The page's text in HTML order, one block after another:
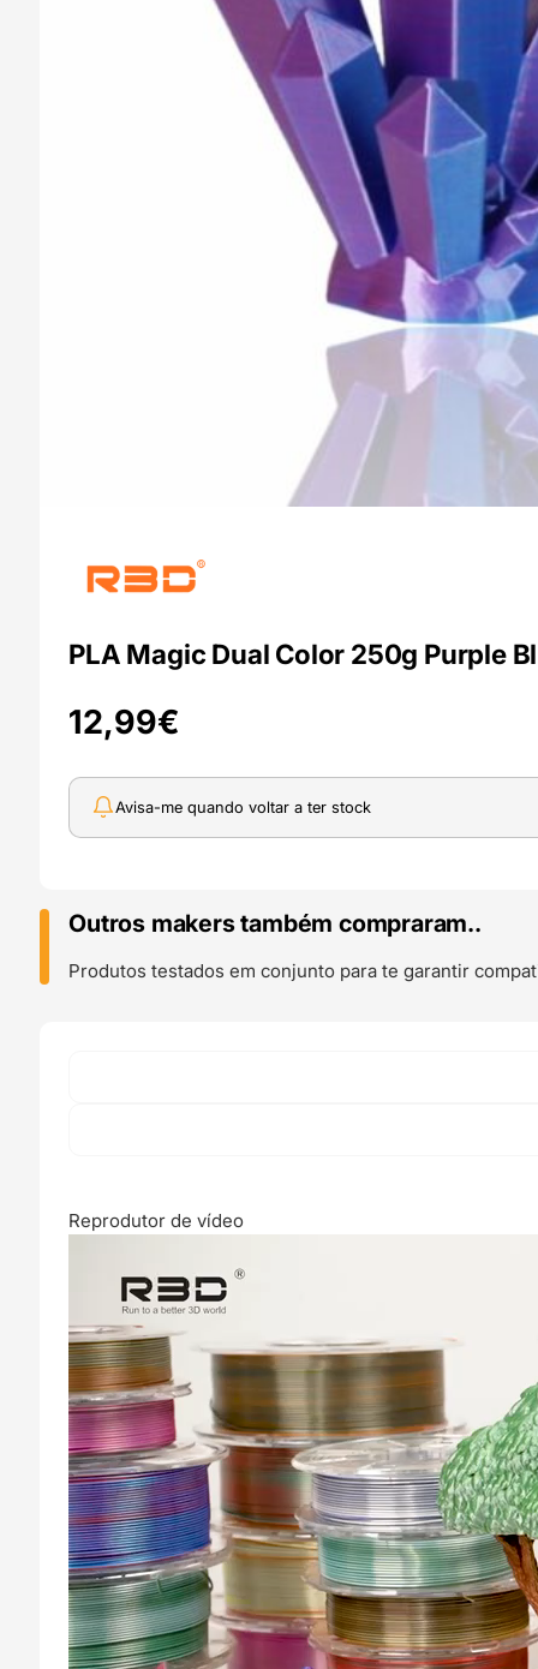
PLA Magic Dual Color 250g Purple
12,99€
Avisa-me quando voltar a ter stock
Outros makers também compraram..
Produtos testados em conjunto para te garantir
Reprodutor de vídeo